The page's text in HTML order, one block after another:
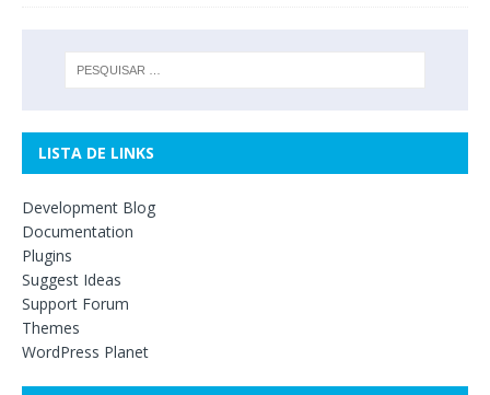
LISTA DE LINKS
Development Blog
Documentation
Plugins
Suggest Ideas
Support Forum
Themes
WordPress Planet